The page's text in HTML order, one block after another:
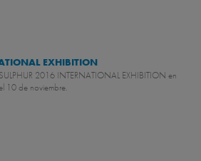
EXHIBITION
2016 INTERNATIONAL EXHIBITION en
10 de noviembre.